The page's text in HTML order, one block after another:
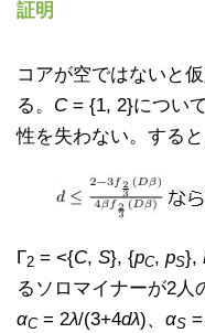
証明
コアが空ではないと仮
る。 C= {1, 2}について
性を失わない。する
Γ2 = <{C, S}, {pC, pS},
るソロマイナーが2人
αC= 2λ/(3+4dλ)、 αS =